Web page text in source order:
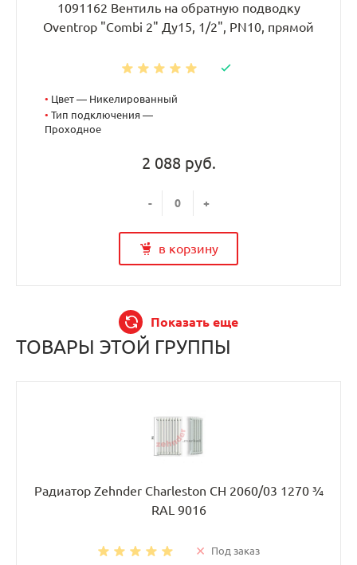
1091162 Вентиль на обратную подводку
Oventrop "Combi 2" Ду15, 1/2", PN10, прямой
• Цвет — Никелированный
• Тип подключения —
Проходное
2 088 руб.
- +
в корзину
Показать еще
ТОВАРЫ ЭТОЙ ГРУППЫ
Радиатор Zehnder Charleston CH 2060/03 1270 ¾
RAL 9016
Под заказ